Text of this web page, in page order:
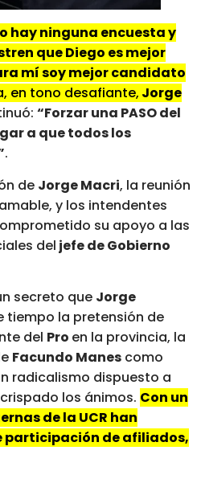
hay ninguna encuesta y
que Diego es mejor
mí soy mejor candidato
en tono desafiante, Jorge
“Forzar una PASO del
a que todos los
.
de Jorge Macri, la reunión
y los intendentes
su apoyo a las
del jefe de Gobierno
secreto que Jorge
tiempo la pretensión de
del Pro en la provincia, la
Facundo Manes como
radicalismo dispuesto a
los ánimos. Con un
de la UCR han
participación de afiliados,